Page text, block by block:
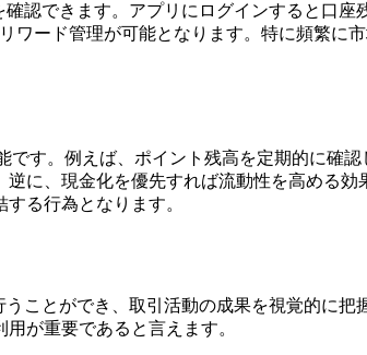
認できます。アプリにログインすると口
ード管理が可能となります。特に頻繁に
す。例えば、ポイント残高を定期的に確
に、現金化を優先すれば流動性を高める
る行為となります。
ことができ、取引活動の成果を視覚的に
が重要であると言えます。